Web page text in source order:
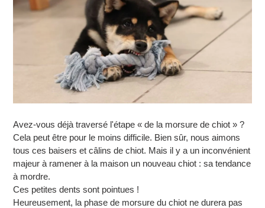
Avez-vous déjà traversé l'étape « de la morsure de chiot » ?
Cela peut être pour le moins difficile. Bien sûr, nous aimons
tous ces baisers et câlins de chiot. Mais il y a un inconvénient
majeur à ramener à la maison un nouveau chiot : sa tendance
à mordre.
Ces petites dents sont pointues !
Heureusement, la phase de morsure du chiot ne durera pas